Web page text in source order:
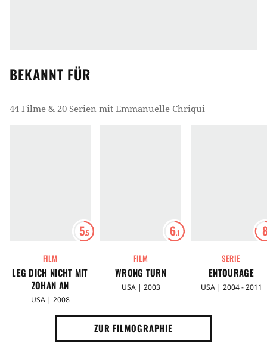
BEKANNT FÜR
44 Filme & 20 Serien mit Emmanuelle Chriqui
5.5
FILM
LEG DICH NICHT MIT
ZOHAN AN
USA | 2008
6.1
FILM
WRONG TURN
USA | 2003
SERIE
ENTOURAGE
USA | 2004 - 2011
ZUR FILMOGRAPHIE